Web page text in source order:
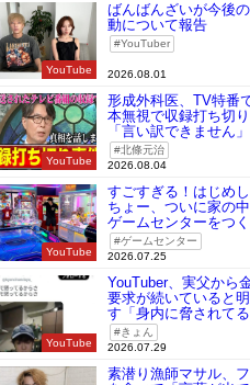
YouTube
ばんばんざいが今後
動について報告
YouTuber
2026.08.01
YouTube
形成外科医、TV特番
本無視で収録打ち切り
「言い訳できません
謝罪北條元治
2026.08.04
YouTube
すごすぎる！はじめ
ちょー、ついに家の
ゲームセンターをつ
ゲームセンター
2026.07.25
YouTube
YouTuber、実父から
要求が続いていると
す「身内に脅されてる
の」きょん
2026.07.29
素潜り漁師マサル、